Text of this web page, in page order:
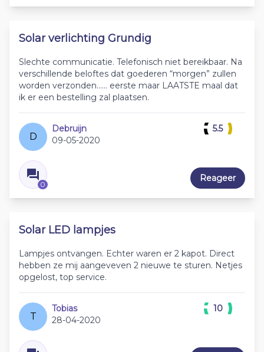
Solar verlichting Grundig
Slechte communicatie. Telefonisch niet bereikbaar. Na
verschillende beloftes dat goederen “morgen” zullen
worden verzonden...... eerste maar LAATSTE maal dat
ik er een bestelling zal plaatsen.
D
Debruijn
09-05-2020
0
5.5
Reageer
Solar LED lampjes
Lampjes ontvangen. Echter waren er 2 kapot. Direct
hebben ze mij aangeveven 2 nieuwe te sturen. Netjes
opgelost, top service.
T
Tobias
28-04-2020
10